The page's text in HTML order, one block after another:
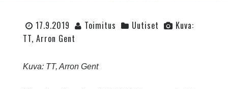
17.9.2019 Toimitus Uutiset
Kuva:
TT, Arron Gent
Kuva: TT, Arron Gent